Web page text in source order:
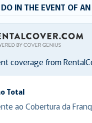
IN THE EVENT OF
coverage from
Total
ao Cobertura da